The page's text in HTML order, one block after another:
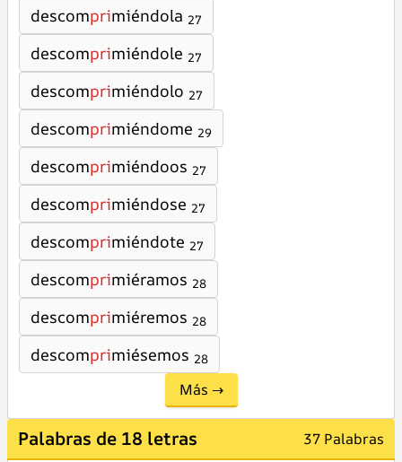
descomprimiéndola 27
descomprimiéndole 27
descomprimiéndolo 27
descomprimiéndome 29
descomprimiéndoos 27
descomprimiéndose 27
descomprimiéndote 27
descomprimiéramos 28
descomprimiéremos 28
descomprimiésemos 28
Más →
Palabras de 18 letras 37 Palabras